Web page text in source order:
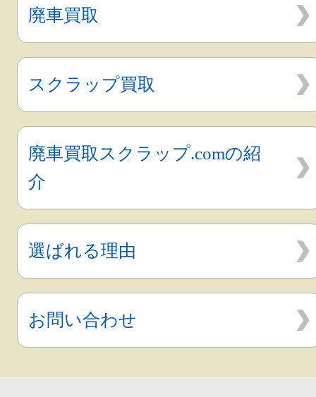
廃車買取
スクラップ買取
廃車買取スクラップ.comの紹
介
選ばれる理由
お問い合わせ